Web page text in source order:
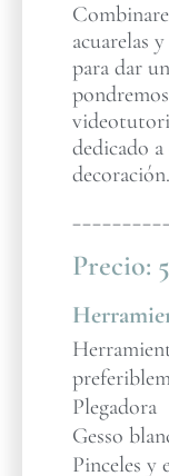
acuarelas
para dar
dedicado
decoración.
Precio:
Plegadora
Gesso
Pinceles y